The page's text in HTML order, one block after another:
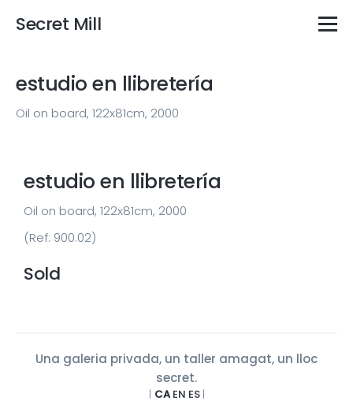
Secret Mill
estudio en llibretería
Oil on board, 122x81cm, 2000
estudio en llibretería
Oil on board, 122x81cm, 2000
(Ref: 900.02)
Sold
Una galeria privada, un taller amagat, un lloc
secret.
| CA EN ES |